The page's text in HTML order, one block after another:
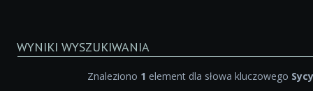
WYNIKI WYSZUKIWANIA
Znaleziono 1 element dla słowa kluczowego